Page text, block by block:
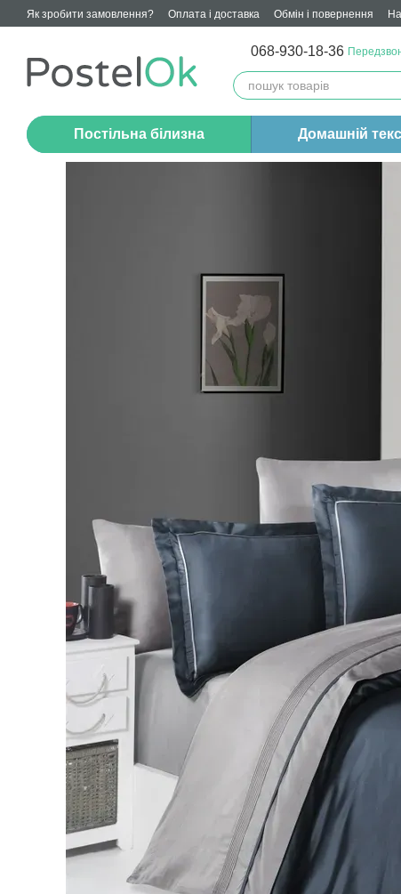
Перейти до основного контенту
Як зробити замовлення? Оплата і доставка Обмін і повернення
068-930-18-36
Постільна білизна Домашній